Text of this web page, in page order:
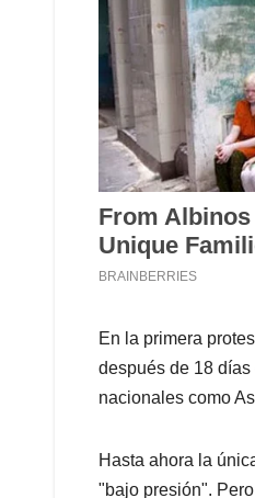
En la primera
después de 18
nacionales como
Hasta ahora la
"bajo presión".